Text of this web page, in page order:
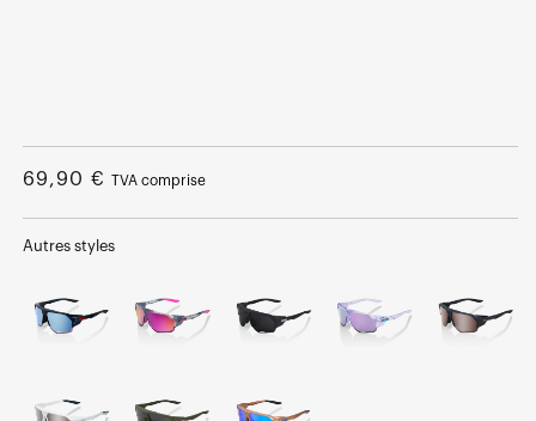
le
média
1
une
fenêtre
modale
Prix
69,90 € TVA comprise
Autres styles